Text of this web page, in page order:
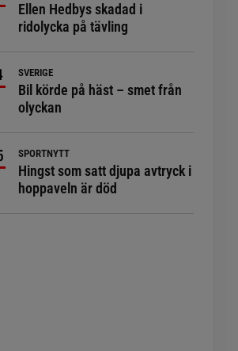
Ellen Hedbys skadad i
ridolycka på tävling
SVERIGE
Bil körde på häst – smet från
olyckan
SPORTNYTT
Hingst som satt djupa avtryck i
hoppaveln är död